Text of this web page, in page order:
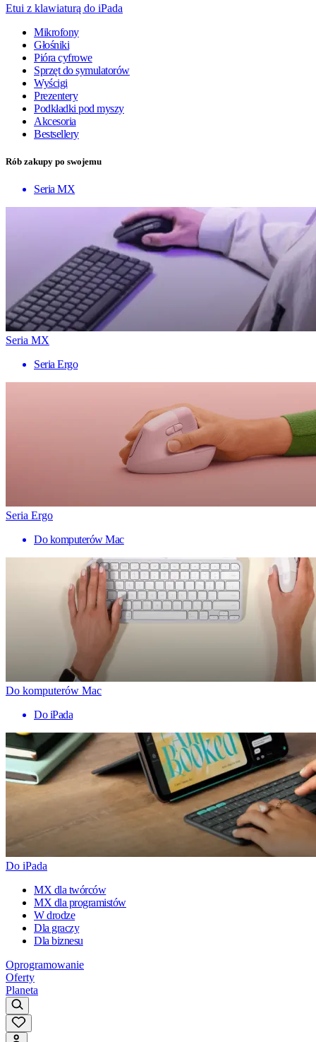
Etui z klawiaturą do iPada
Mikrofony
Głośniki
Pióra cyfrowe
Sprzęt do symulatorów
Wyścigi
Prezentery
Podkładki pod myszy
Akcesoria
Bestsellery
Rób zakupy po swojemu
Seria MX
Seria MX
Seria Ergo
Seria Ergo
Do komputerów Mac
Do komputerów Mac
Do iPada
Do iPada
MX dla twórców
MX dla programistów
W drodze
Dla graczy
Dla biznesu
Oprogramowanie
Oferty
Planeta